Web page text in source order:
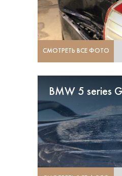
СМОТРЕТЬ ВСЕ ФОТО
BMW 5 series